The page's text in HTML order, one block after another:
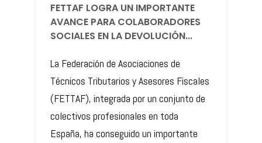
FETTAF LOGRA UN IMPORTANTE
AVANCE PARA COLABORADORES
SOCIALES EN LA DEVOLUCIÓN...
La Federación de Asociaciones de
Técnicos Tributarios y Asesores Fiscales
(FETTAF), integrada por un conjunto de
colectivos profesionales en toda
España, ha conseguido un importante